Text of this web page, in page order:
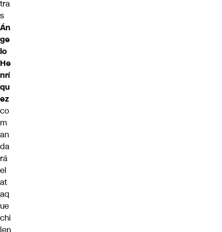
tra
s
Án
ge
lo
He
nrí
qu
ez
co
m
an
da
rá
el
at
aq
ue
chi
len